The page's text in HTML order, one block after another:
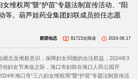
维权周”暨“护苗”专题法制宣传活动、“阳
等。葫芦娃药业集团妇联成员担任志愿
群团动态 81715次阅读 2024.06.17
观念及维权意识，保障妇女同胞的合法权益，2024年3
动妇女节来临之际，海口市妇联在海口人民公园开
年海口市“三八妇女维权周”暨“护苗”专题法制宣传活